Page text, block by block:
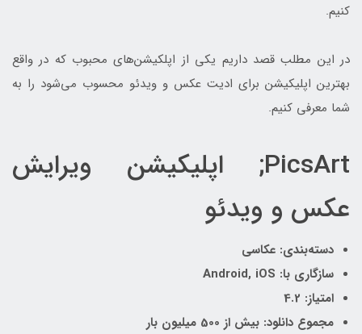
کنیم.
در این مطلب قصد داریم یکی از اپلکیشن‌های محبوب که در واقع
بهترین اپلیکیشن برای ادیت عکس و ویدئو محسوب می‌شود را به
شما معرفی کنیم.
PicsArt; اپلیکیشن ویرایش
عکس و ویدئو
دسته‌بندی: عکاسی
سازگاری با: Android, iOS
امتیاز: 4.2
مجموع دانلود: بیش از 500 میلیون بار